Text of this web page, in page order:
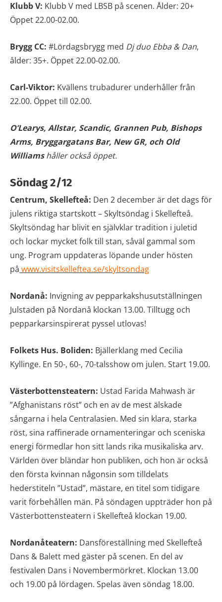
Klubb V: Klubb V med LBSB på scenen. Ålder: 20+
Öppet 22.00-02.00.
Brygg CC: #Lördagsbrygg med Dj duo Ebba & Dan,
ålder: 35+. Öppet 22.00-02.00.
Carl-Viktor: Kvällens trubadurer underhåller från
22.00. Öppet till 02.00.
O’Learys, Allstar, Scandic, Grannen Pub, Bishops
Arms, Bryggargatans Bar, New GR, och Old
Williamshåller också öppet.
Söndag 2/12
Centrum, Skellefteå: Den 2 december är det dags för
julens riktiga startskott – Skyltsöndag i Skellefteå.
Skyltsöndag har blivit en självklar tradition i juletid
och lockar mycket folk till stan, såväl gammal som
ung. Program uppdateras löpande under hösten
på www.visitskelleftea.se/skyltsondag
Nordanå: Invigning av pepparkakshusutställningen
Julstaden på Nordanå klockan 13.00. Tilltugg och
pepparkarsinspirerat pyssel utlovas!
Folkets Hus. Boliden: Bjällerklang med Cecilia
Kyllinge. En 50-, 60-, 70-talsshow om julen. Start 19.00.
Västerbottensteatern: Ustad Farida Mahwash är
”Afghanistans röst” och en av de mest älskade
sångarna i hela Centralasien. Med sin klara, starka
röst, sina raffinerade ornamenteringar och sceniska
energi förmedlar hon sitt lands rika musikaliska arv.
Världen över bländar hon publiken, och hon är också
den första kvinnan någonsin som tilldelats
hederstiteln ”Ustad”, mästare, en titel som tidigare
varit förbehållen män. På söndagen uppträder hon på
Västerbottensteatern i Skellefteå klockan 19.00.
Nordanåteatern: Dansföreställning med Skellefteå
Dans & Balett med gäster på scenen. En del av
festivalen Dans i Novembermörkret. Klockan 13.00
och 19.00 på lördagen. Spelas även söndag 18.00.